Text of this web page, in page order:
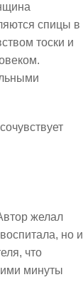
спицы в
тоски и
желал
но и
что
минуты